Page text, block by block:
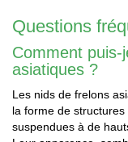
Questions
Comment
asiatiques ?
Les nids de frelons
la forme de
suspendues à de